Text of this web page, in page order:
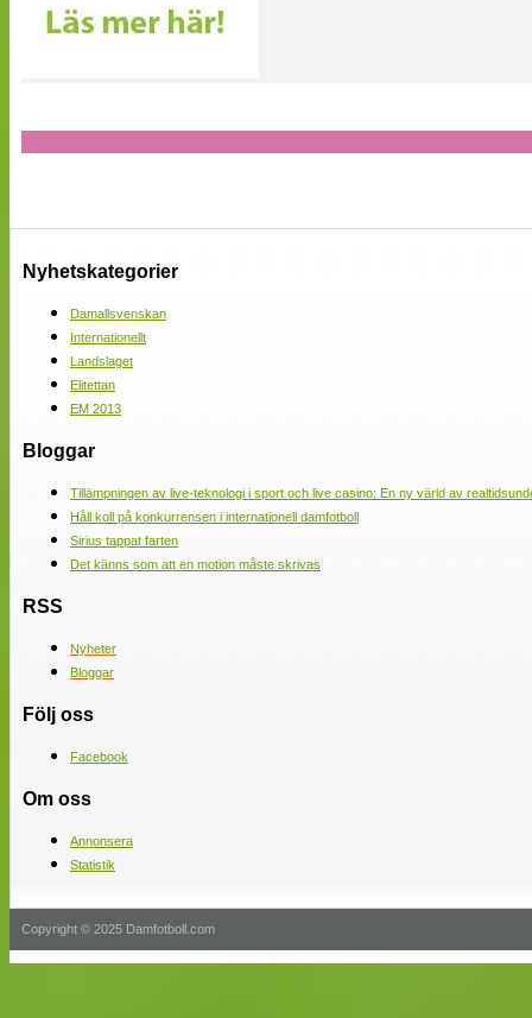
Nyhetskategorier
Damallsvenskan
Internationellt
Landslaget
Elitettan
EM 2013
Bloggar
Tillämpningen av live-teknologi i sport och live casino: En ny värld av
Håll koll på konkurrensen i internationell damfotboll
Sirius tappat farten
Det känns som att en motion måste skrivas
RSS
Nyheter
Bloggar
Följ oss
Facebook
Om oss
Annonsera
Statistik
Copyright © 2025 Damfotboll.com